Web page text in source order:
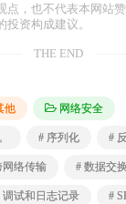
点，也不代表本网站
投资构成建议。
THE END
他 网络安全
# 序列化 #
网络传输 # 数据交换
调试和日志记录 #